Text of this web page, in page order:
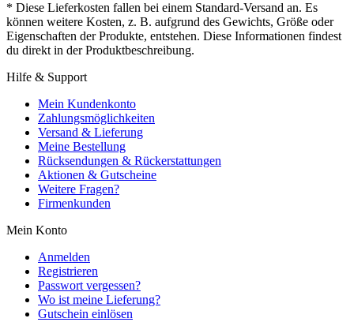
* Diese Lieferkosten fallen bei einem Standard-Versand an. Es
können weitere Kosten, z. B. aufgrund des Gewichts, Größe oder
Eigenschaften der Produkte, entstehen. Diese Informationen findest
du direkt in der Produktbeschreibung.
Hilfe & Support
Mein Kundenkonto
Zahlungsmöglichkeiten
Versand & Lieferung
Meine Bestellung
Rücksendungen & Rückerstattungen
Aktionen & Gutscheine
Weitere Fragen?
Firmenkunden
Mein Konto
Anmelden
Registrieren
Passwort vergessen?
Wo ist meine Lieferung?
Gutschein einlösen